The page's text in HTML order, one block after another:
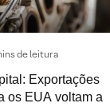
de leitura
Exportações
os EUA voltam a